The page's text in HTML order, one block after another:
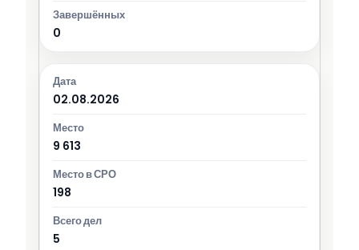
0
02.08.2026
9 613
198
5